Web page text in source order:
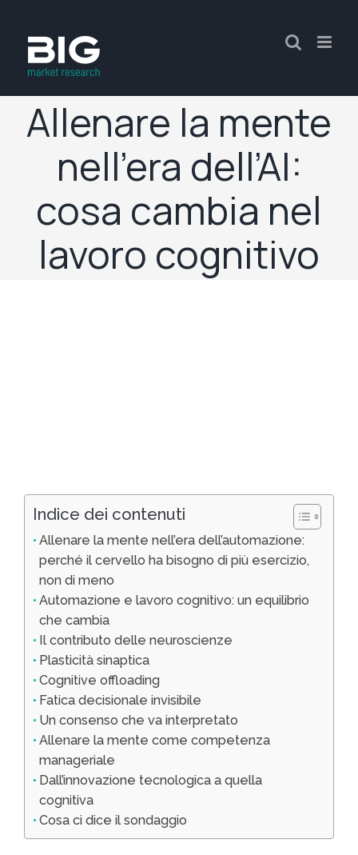
Allenare la mente
nell’era dell’AI:
cosa cambia nel
lavoro cognitivo
Indice dei contenuti
Allenare la mente nell’era dell’automazione:
perché il cervello ha bisogno di più esercizio,
non di meno
Automazione e lavoro cognitivo: un equilibrio
che cambia
Il contributo delle neuroscienze
Plasticità sinaptica
Cognitive offloading
Fatica decisionale invisibile
Un consenso che va interpretato
Allenare la mente come competenza
manageriale
Dall’innovazione tecnologica a quella
cognitiva
Cosa ci dice il sondaggio